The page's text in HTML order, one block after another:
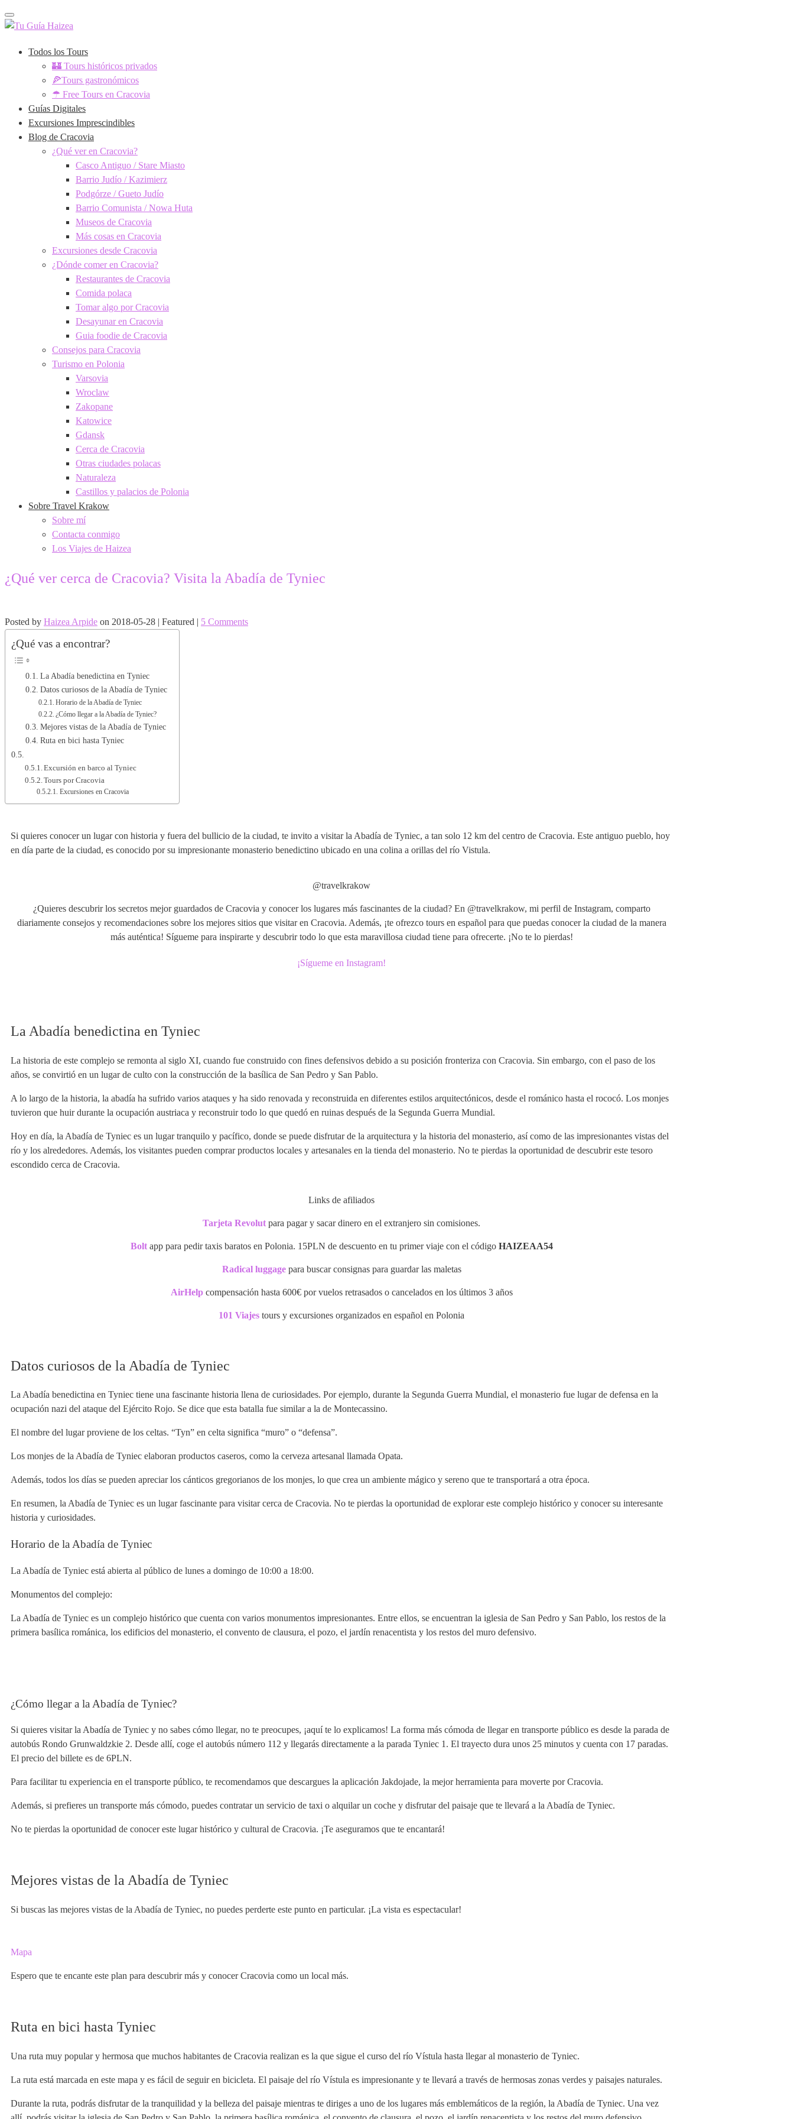
Toggle navigation
Todos los Tours
🏰 Tours históricos privados
🍕Tours gastronómicos
☂ Free Tours en Cracovia
Guías Digitales
Excursiones Imprescindibles
Blog de Cracovia
¿Qué ver en Cracovia?
Casco Antiguo / Stare Miasto
Barrio Judío / Kazimierz
Podgórze / Gueto Judío
Barrio Comunista / Nowa Huta
Museos de Cracovia
Más cosas en Cracovia
Excursiones desde Cracovia
¿Dónde comer en Cracovia?
Restaurantes de Cracovia
Comida polaca
Tomar algo por Cracovia
Desayunar en Cracovia
Guia foodie de Cracovia
Consejos para Cracovia
Turismo en Polonia
Varsovia
Wroclaw
Zakopane
Katowice
Gdansk
Cerca de Cracovia
Otras ciudades polacas
Naturaleza
Castillos y palacios de Polonia
Sobre Travel Krakow
Sobre mí
Contacta conmigo
Los Viajes de Haizea
¿Qué ver cerca de Cracovia? Visita la Abadía de Tyniec
Posted by Haizea Arpide on 2018-05-28 | Featured | 5 Comments
¿Qué vas a encontrar?
La Abadía benedictina en Tyniec
Datos curiosos de la Abadía de Tyniec
Horario de la Abadía de Tyniec
¿Cómo llegar a la Abadía de Tyniec?
Mejores vistas de la Abadía de Tyniec
Ruta en bici hasta Tyniec
Excursión en barco al Tyniec
Tours por Cracovia
Excursiones en Cracovia
Si quieres conocer un lugar con historia y fuera del bullicio de la ciudad, te invito a visitar la Abadía de Tyniec, a tan solo 12 km del centro de Cracovia. Este antiguo pueblo, hoy
en día parte de la ciudad, es conocido por su impresionante monasterio benedictino ubicado en una colina a orillas del río Vistula.
@travelkrakow
¿Quieres descubrir los secretos mejor guardados de Cracovia y conocer los lugares más fascinantes de la ciudad? En @travelkrakow, mi perfil de Instagram, comparto
diariamente consejos y recomendaciones sobre los mejores sitios que visitar en Cracovia. Además, ¡te ofrezco tours en español para que puedas conocer la ciudad de la manera
más auténtica! Sígueme para inspirarte y descubrir todo lo que esta maravillosa ciudad tiene para ofrecerte. ¡No te lo pierdas!
¡Sígueme en Instagram!
La Abadía benedictina en Tyniec
La historia de este complejo se remonta al siglo XI, cuando fue construido con fines defensivos debido a su posición fronteriza con Cracovia. Sin embargo, con el paso de los
años, se convirtió en un lugar de culto con la construcción de la basílica de San Pedro y San Pablo.
A lo largo de la historia, la abadía ha sufrido varios ataques y ha sido renovada y reconstruida en diferentes estilos arquitectónicos, desde el románico hasta el rococó. Los monjes
tuvieron que huir durante la ocupación austriaca y reconstruir todo lo que quedó en ruinas después de la Segunda Guerra Mundial.
Hoy en día, la Abadía de Tyniec es un lugar tranquilo y pacífico, donde se puede disfrutar de la arquitectura y la historia del monasterio, así como de las impresionantes vistas del
río y los alrededores. Además, los visitantes pueden comprar productos locales y artesanales en la tienda del monasterio. No te pierdas la oportunidad de descubrir este tesoro
escondido cerca de Cracovia.
Links de afiliados
Tarjeta Revolut para pagar y sacar dinero en el extranjero sin comisiones.
Boltapp para pedir taxis baratos en Polonia. 15PLN de descuento en tu primer viaje con el código HAIZEAA54
Radical luggagepara buscar consignas para guardar las maletas
AirHelpcompensación hasta 600€ por vuelos retrasados o cancelados en los últimos 3 años
101 Viajes tours y excursiones organizados en español en Polonia
Datos curiosos de la Abadía de Tyniec
La Abadía benedictina en Tyniec tiene una fascinante historia llena de curiosidades. Por ejemplo, durante la Segunda Guerra Mundial, el monasterio fue lugar de defensa en la
ocupación nazi del ataque del Ejército Rojo. Se dice que esta batalla fue similar a la de Montecassino.
El nombre del lugar proviene de los celtas. “Tyn” en celta significa “muro” o “defensa”.
Los monjes de la Abadía de Tyniec elaboran productos caseros, como la cerveza artesanal llamada Opata.
Además, todos los días se pueden apreciar los cánticos gregorianos de los monjes, lo que crea un ambiente mágico y sereno que te transportará a otra época.
En resumen, la Abadía de Tyniec es un lugar fascinante para visitar cerca de Cracovia. No te pierdas la oportunidad de explorar este complejo histórico y conocer su interesante
historia y curiosidades.
Horario de la Abadía de Tyniec
La Abadía de Tyniec está abierta al público de lunes a domingo de 10:00 a 18:00.
Monumentos del complejo:
La Abadía de Tyniec es un complejo histórico que cuenta con varios monumentos impresionantes. Entre ellos, se encuentran la iglesia de San Pedro y San Pablo, los restos de la
primera basílica románica, los edificios del monasterio, el convento de clausura, el pozo, el jardín renacentista y los restos del muro defensivo.
¿Cómo llegar a la Abadía de Tyniec?
Si quieres visitar la Abadía de Tyniec y no sabes cómo llegar, no te preocupes, ¡aquí te lo explicamos! La forma más cómoda de llegar en transporte público es desde la parada de
autobús Rondo Grunwaldzkie 2. Desde allí, coge el autobús número 112 y llegarás directamente a la parada Tyniec 1. El trayecto dura unos 25 minutos y cuenta con 17 paradas.
El precio del billete es de 6PLN.
Para facilitar tu experiencia en el transporte público, te recomendamos que descargues la aplicación Jakdojade, la mejor herramienta para moverte por Cracovia.
Además, si prefieres un transporte más cómodo, puedes contratar un servicio de taxi o alquilar un coche y disfrutar del paisaje que te llevará a la Abadía de Tyniec.
No te pierdas la oportunidad de conocer este lugar histórico y cultural de Cracovia. ¡Te aseguramos que te encantará!
Mejores vistas de la Abadía de Tyniec
Si buscas las mejores vistas de la Abadía de Tyniec, no puedes perderte este punto en particular. ¡La vista es espectacular!
Mapa
Espero que te encante este plan para descubrir más y conocer Cracovia como un local más.
Ruta en bici hasta Tyniec
Una ruta muy popular y hermosa que muchos habitantes de Cracovia realizan es la que sigue el curso del río Vístula hasta llegar al monasterio de Tyniec.
La ruta está marcada en este mapa y es fácil de seguir en bicicleta. El paisaje del río Vístula es impresionante y te llevará a través de hermosas zonas verdes y paisajes naturales.
Durante la ruta, podrás disfrutar de la tranquilidad y la belleza del paisaje mientras te diriges a uno de los lugares más emblemáticos de la región, la Abadía de Tyniec. Una vez